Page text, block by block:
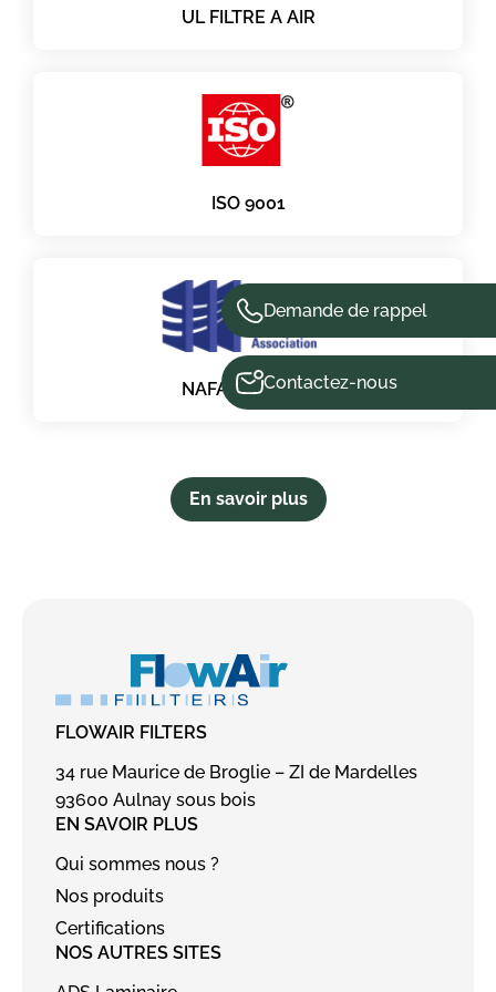
UL FILTRE A AIR
ISO 9001
NAFA 2025 USA
En savoir plus
Demande de rappel
Contactez-nous
FLOWAIR FILTERS
34 rue Maurice de Broglie – ZI de Mardelles
93600 Aulnay sous bois
EN SAVOIR PLUS
Qui sommes nous ?
Nos produits
Certifications
NOS AUTRES SITES